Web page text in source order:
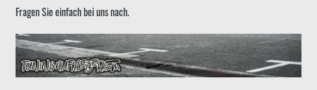
Fragen Sie einfach bei uns nach.